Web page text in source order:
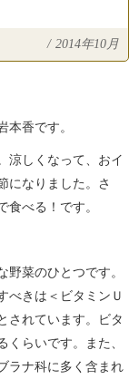
/ 2014年10月
香です。
涼しくなって、おイ
になりました。さ
べる！です。
菜のひとつです。
べきは＜ビタミンＵ
されています。ビタ
らいです。また、
ラナ科に多く含まれ